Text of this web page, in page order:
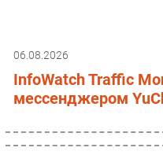
06.08.2026
InfoWatch Traffic
мессенджером